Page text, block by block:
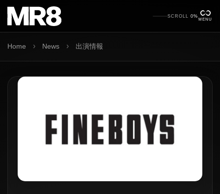
SCROLL 0%
MENU
Home › News › 出演情報